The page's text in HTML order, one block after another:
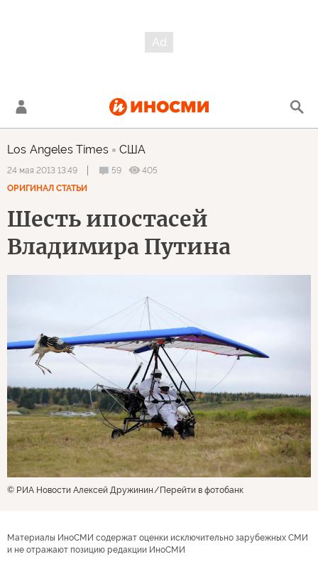
Los Angeles Times США
24 мая 2013 13:49 59
405
ОРИГИНАЛ СТАТЬИ
Шесть ипостасей
Владимира Путина
© РИА Новости Алексей Дружинин Перейти в фотобанк
Материалы ИноСМИ содержат оценки исключительно зарубежных СМИ
и не отражают позицию редакции ИноСМИ